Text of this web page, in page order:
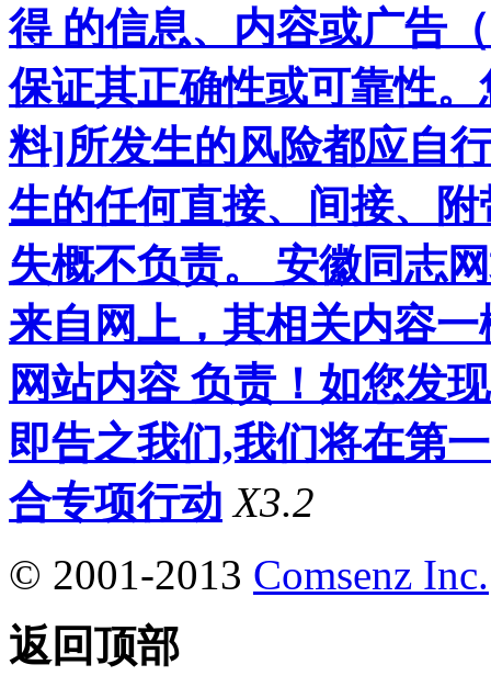
得 的信息、内容或广告
保证其正确性或可靠性
料]所发生的风险都应自
生的任何直接、间接、
失概不负责。 安徽同志
来自网上，其相关内容
网站内容 负责！如您发
即告之我们,我们将在第
合专项行动 X3.2
© 2001-2013 Comsenz Inc.
返回顶部